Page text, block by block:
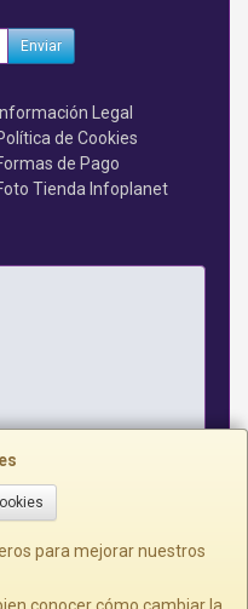
para mejorar nuestros
Enviar
Información Legal
de Cookies
de Pago
Tienda Infoplanet